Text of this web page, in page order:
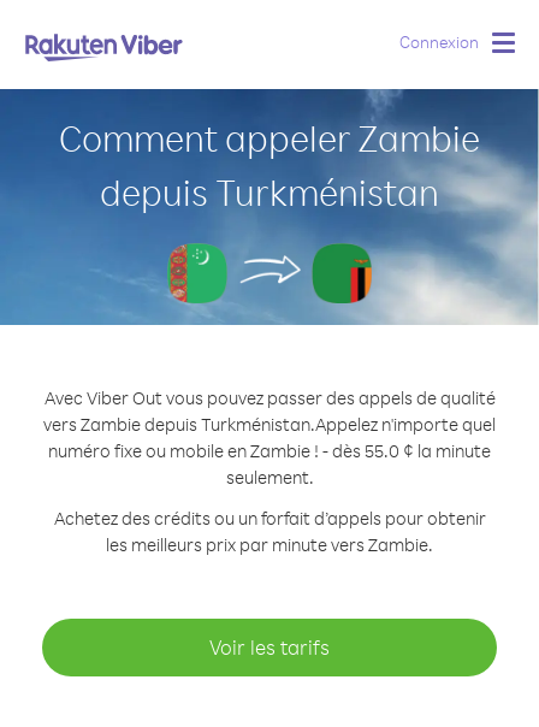
Connexion
Comment appeler Zambie
depuis Turkménistan
Avec Viber Out vous pouvez passer des appels de qualité
vers Zambie depuis Turkménistan.Appelez n'importe quel
numéro fixe ou mobile en Zambie ! - dès 55.0 ¢ la minute
seulement.
Achetez des crédits ou un forfait d’appels pour obtenir
les meilleurs prix par minute vers Zambie.
Voir les tarifs